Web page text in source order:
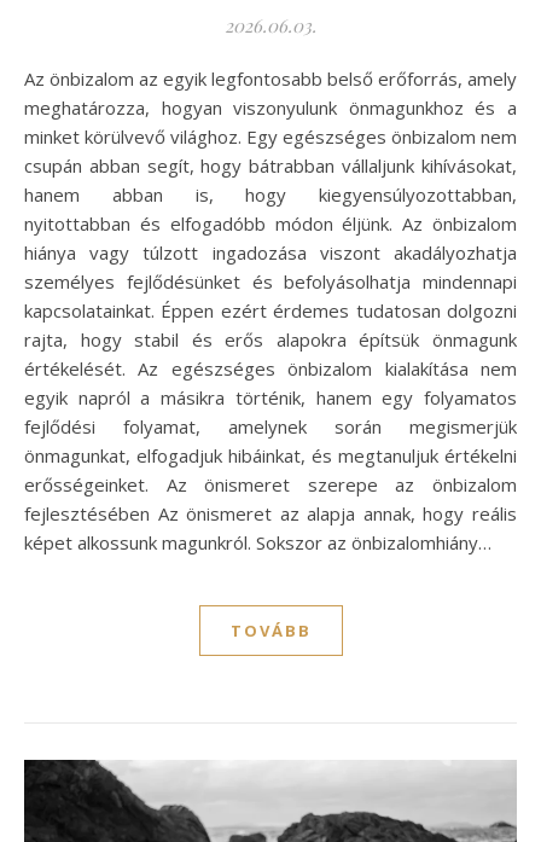
2026.06.03.
Az önbizalom az egyik legfontosabb belső erőforrás, amely
meghatározza, hogyan viszonyulunk önmagunkhoz és a
minket körülvevő világhoz. Egy egészséges önbizalom nem
csupán abban segít, hogy bátrabban vállaljunk kihívásokat,
hanem abban is, hogy kiegyensúlyozottabban,
nyitottabban és elfogadóbb módon éljünk. Az önbizalom
hiánya vagy túlzott ingadozása viszont akadályozhatja
személyes fejlődésünket és befolyásolhatja mindennapi
kapcsolatainkat. Éppen ezért érdemes tudatosan dolgozni
rajta, hogy stabil és erős alapokra építsük önmagunk
értékelését. Az egészséges önbizalom kialakítása nem
egyik napról a másikra történik, hanem egy folyamatos
fejlődési folyamat, amelynek során megismerjük
önmagunkat, elfogadjuk hibáinkat, és megtanuljuk értékelni
erősségeinket. Az önismeret szerepe az önbizalom
fejlesztésében Az önismeret az alapja annak, hogy reális
képet alkossunk magunkról. Sokszor az önbizalomhiány…
TOVÁBB